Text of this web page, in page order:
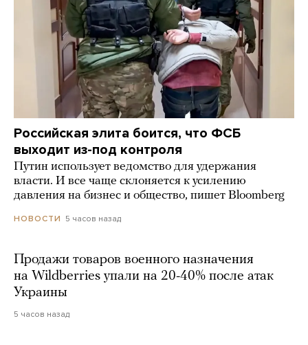
Российская элита боится, что ФСБ
выходит из-под контроля
Путин использует ведомство для удержания
власти. И все чаще склоняется к усилению
давления на бизнес и общество, пишет Bloomberg
НОВОСТИ 5 часов назад
Продажи товаров военного назначения
на Wildberries упали на 20-40% после атак
Украины
5 часов назад